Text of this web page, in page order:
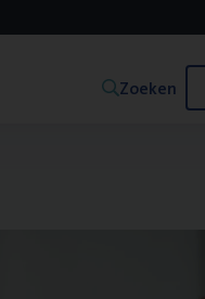
Zoeken